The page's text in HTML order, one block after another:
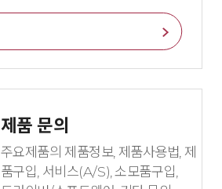
제품 문의
주요제품의 제품정보, 제품사용법, 제
품구입, 서비스(A/S), 소모품구입,